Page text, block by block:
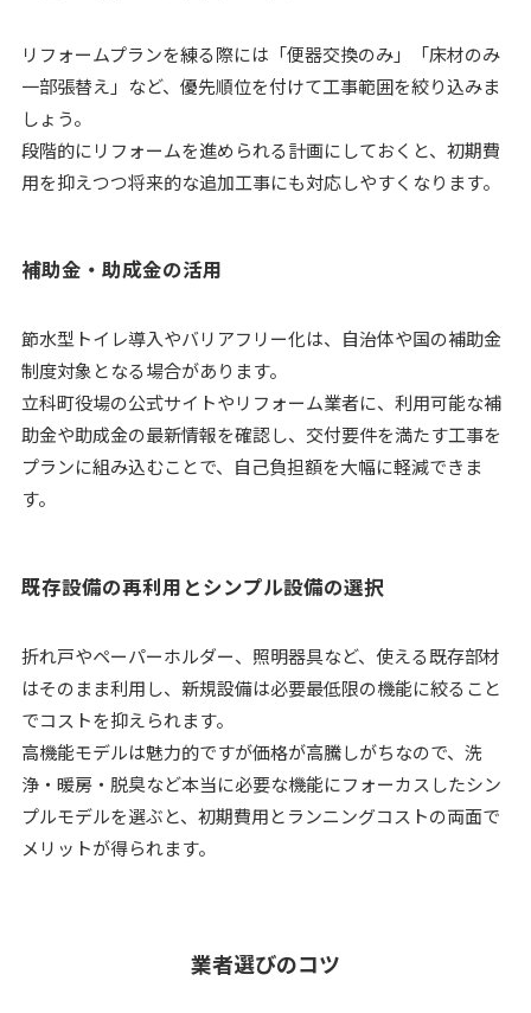
リフォームプランを練る際には「便器交換のみ」「床材のみ
一部張替え」など、優先順位を付けて工事範囲を絞り込みま
しょう。
段階的にリフォームを進められる計画にしておくと、初期費
用を抑えつつ将来的な追加工事にも対応しやすくなります。
補助金・助成金の活用
節水型トイレ導入やバリアフリー化は、自治体や国の補助金
制度対象となる場合があります。
立科町役場の公式サイトやリフォーム業者に、利用可能な補
助金や助成金の最新情報を確認し、交付要件を満たす工事を
プランに組み込むことで、自己負担額を大幅に軽減できま
す。
既存設備の再利用とシンプル設備の選択
折れ戸やペーパーホルダー、照明器具など、使える既存部材
はそのまま利用し、新規設備は必要最低限の機能に絞ること
でコストを抑えられます。
高機能モデルは魅力的ですが価格が高騰しがちなので、洗
浄・暖房・脱臭など本当に必要な機能にフォーカスしたシン
プルモデルを選ぶと、初期費用とランニングコストの両面で
メリットが得られます。
業者選びのコツ